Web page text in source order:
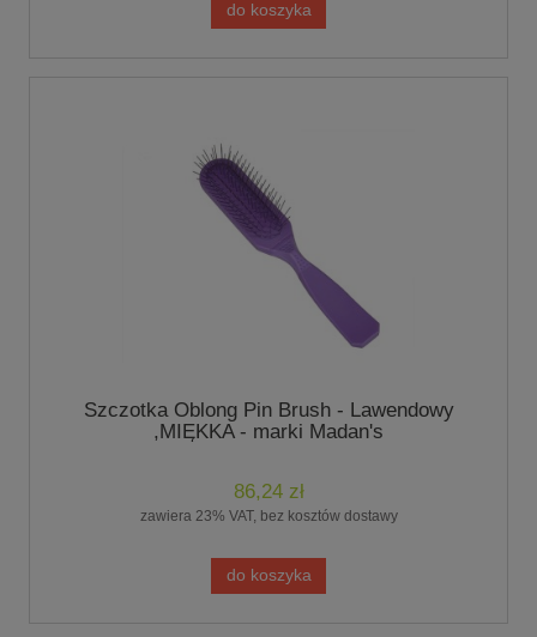
do koszyka
Szczotka Oblong Pin Brush - Lawendowy
,MIĘKKA - marki Madan's
86,24 zł
zawiera 23% VAT, bez kosztów dostawy
do koszyka